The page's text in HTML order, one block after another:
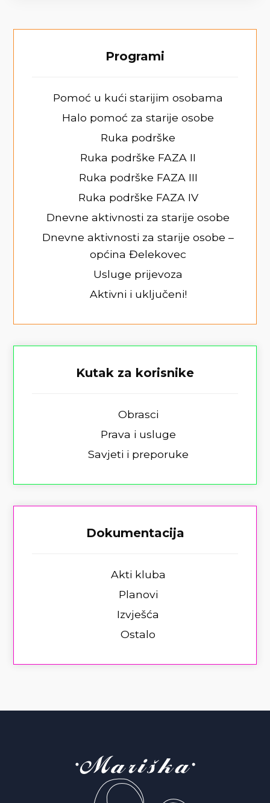
Programi
Pomoć u kući starijim osobama
Halo pomoć za starije osobe
Ruka podrške
Ruka podrške FAZA II
Ruka podrške FAZA III
Ruka podrške FAZA IV
Dnevne aktivnosti za starije osobe
Dnevne aktivnosti za starije osobe –
općina Đelekovec
Usluge prijevoza
Aktivni i uključeni!
Kutak za korisnike
Obrasci
Prava i usluge
Savjeti i preporuke
Dokumentacija
Akti kluba
Planovi
Izvješća
Ostalo